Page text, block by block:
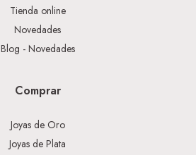
Tienda online
Novedades
Blog - Novedades
Comprar
Joyas de Oro
Joyas de Plata